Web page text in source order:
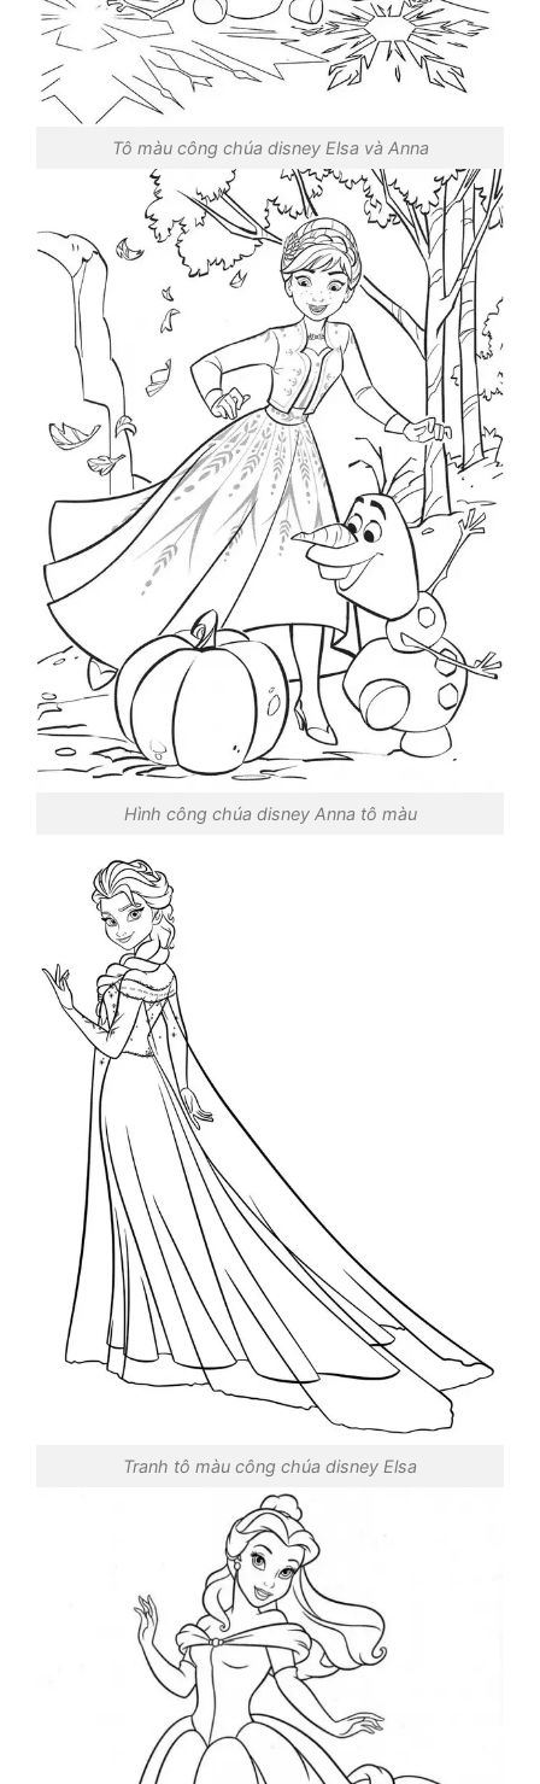
Tô màu công chúa disney Elsa và Anna
Hình công chúa disney Anna tô màu
Tranh tô màu công chúa disney Elsa